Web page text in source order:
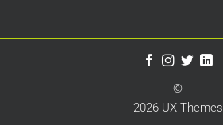
©
2026 UX Themes